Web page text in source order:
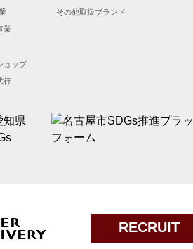
業
ョップ
行
その他取扱ブランド
RECRUIT